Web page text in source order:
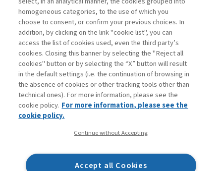
Contatti
Abbonamenti
Archivio rubriche
Privacy
Dichiarazione di accessibilità
Mappa del sito
homogeneous categories, to the use of which you
choose to consent, or confirm your previous choices. In
addition, by clicking on the link "cookie list", you can
access the list of cookies used, even the third party’s
cookies. Closing this banner by selecting the "Reject all
cookies" button or by selecting the “X” button will result
in the default settings (i.e. the continuation of browsing in
the absence of cookies or other tracking tools other than
technical ones). For more information, please see the
cookie policy. For more information, please see the
cookie policy.
Continue without Accepting
Accept all Cookies